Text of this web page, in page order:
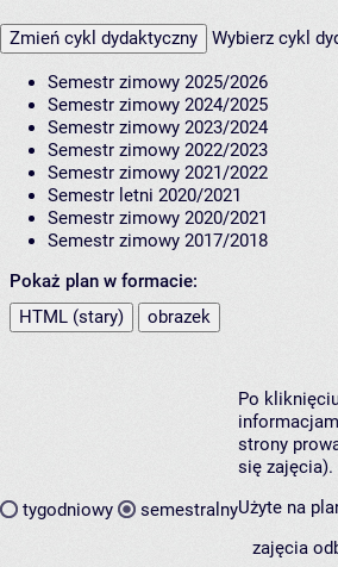
Zmień cykl dydaktyczny Wybierz cykl
Semestr zimowy 2025/2026
Semestr zimowy 2024/2025
Semestr zimowy 2023/2024
Semestr zimowy 2022/2023
Semestr zimowy 2021/2022
Semestr letni 2020/2021
Semestr zimowy 2020/2021
Semestr zimowy 2017/2018
Pokaż plan w formacie:
HTML (stary)
obrazek
tygodniowy semestralny
Po
strony
się zajęcia).
Użyte na
zajęcia